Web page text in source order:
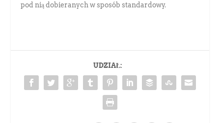
pod nią dobieranych w sposób standardowy.
UDZIAŁ: